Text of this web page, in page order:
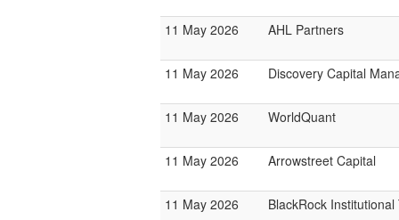
11 May 2026 AHL Partners
11 May 2026 Discovery Capital
11 May 2026 WorldQuant
11 May 2026 Arrowstreet Capital
11 May 2026 BlackRock